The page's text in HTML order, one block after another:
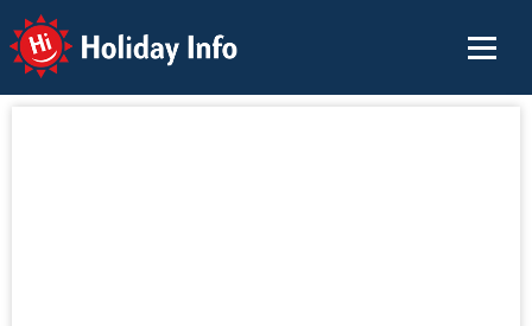
Holiday Info